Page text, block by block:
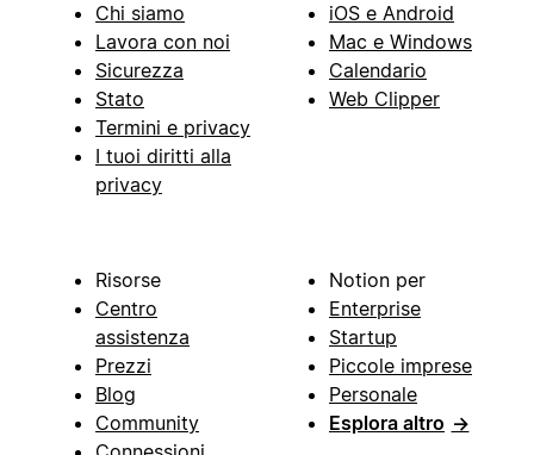
Chi siamo
Lavora con noi
Sicurezza
Stato
Termini e privacy
I tuoi diritti alla
privacy
iOS e Android
Mac e Windows
Calendario
Web Clipper
Risorse
Centro
assistenza
Prezzi
Blog
Community
Notion per
Enterprise
Startup
Piccole imprese
Personale
Esplora altro →